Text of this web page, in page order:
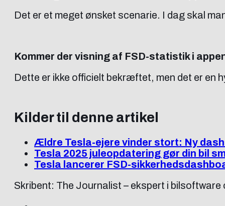
Det er et meget ønsket scenarie. I dag skal
Kommer der visning af FSD-statistik i
Dette er ikke officielt bekræftet, men det er en
Kilder til denne artikel
Ældre Tesla-ejere vinder stort: Ny
Tesla 2025 juleopdatering gør din bil
Tesla lancerer FSD-
Skribent: The Journalist – ekspert i